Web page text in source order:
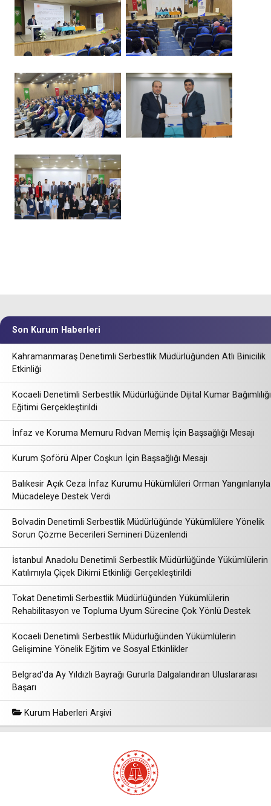
Son Kurum Haberleri
Kahramanmaraş Denetimli Serbestlik Müdürlüğünden Atlı Binicilik
Etkinliği
Kocaeli Denetimli Serbestlik Müdürlüğünde Dijital Kumar Bağımlılığı
Eğitimi Gerçekleştirildi
İnfaz ve Koruma Memuru Rıdvan Memiş İçin Başsağlığı Mesajı
Kurum Şoförü Alper Coşkun İçin Başsağlığı Mesajı
Balıkesir Açık Ceza İnfaz Kurumu Hükümlüleri Orman Yangınlarıyla
Mücadeleye Destek Verdi
Bolvadin Denetimli Serbestlik Müdürlüğünde Yükümlülere Yönelik
Sorun Çözme Becerileri Semineri Düzenlendi
İstanbul Anadolu Denetimli Serbestlik Müdürlüğünde Yükümlülerin
Katılımıyla Çiçek Dikimi Etkinliği Gerçekleştirildi
Tokat Denetimli Serbestlik Müdürlüğünden Yükümlülerin
Rehabilitasyon ve Topluma Uyum Sürecine Çok Yönlü Destek
Kocaeli Denetimli Serbestlik Müdürlüğünden Yükümlülerin
Gelişimine Yönelik Eğitim ve Sosyal Etkinlikler
Belgrad'da Ay Yıldızlı Bayrağı Gururla Dalgalandıran Uluslararası
Başarı
Kurum Haberleri Arşivi